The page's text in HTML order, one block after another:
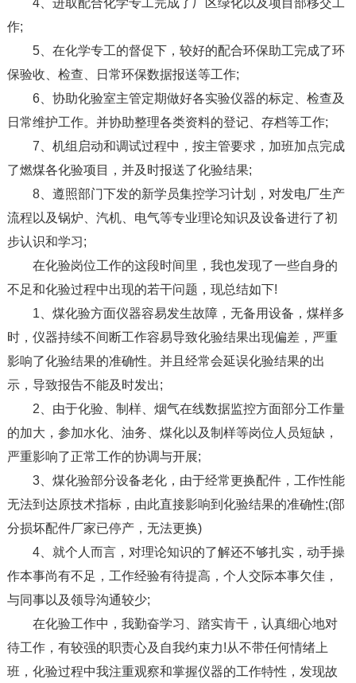
4、进取配合化学专工完成了厂区绿化以及项目部移交工
作;
5、在化学专工的督促下，较好的配合环保助工完成了环
保验收、检查、日常环保数据报送等工作;
6、协助化验室主管定期做好各实验仪器的标定、检查及
日常维护工作。并协助整理各类资料的登记、存档等工作;
7、机组启动和调试过程中，按主管要求，加班加点完成
了燃煤各化验项目，并及时报送了化验结果;
8、遵照部门下发的新学员集控学习计划，对发电厂生产
流程以及锅炉、汽机、电气等专业理论知识及设备进行了初
步认识和学习;
在化验岗位工作的这段时间里，我也发现了一些自身的
不足和化验过程中出现的若干问题，现总结如下!
1、煤化验方面仪器容易发生故障，无备用设备，煤样多
时，仪器持续不间断工作容易导致化验结果出现偏差，严重
影响了化验结果的准确性。并且经常会延误化验结果的出
示，导致报告不能及时发出;
2、由于化验、制样、烟气在线数据监控方面部分工作量
的加大，参加水化、油务、煤化以及制样等岗位人员短缺，
严重影响了正常工作的协调与开展;
3、煤化验部分设备老化，由于经常更换配件，工作性能
无法到达原技术指标，由此直接影响到化验结果的准确性;(部
分损坏配件厂家已停产，无法更换)
4、就个人而言，对理论知识的了解还不够扎实，动手操
作本事尚有不足，工作经验有待提高，个人交际本事欠佳，
与同事以及领导沟通较少;
在化验工作中，我勤奋学习、踏实肯干，认真细心地对
待工作，有较强的职责心及自我约束力!从不带任何情绪上
班，化验过程中我注重观察和掌握仪器的工作特性，发现故